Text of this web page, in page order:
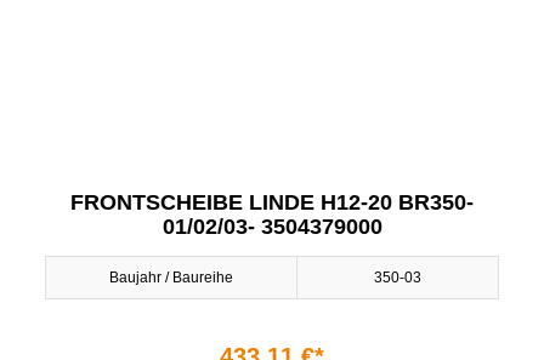
FRONTSCHEIBE LINDE H12-20 BR350-
01/02/03- 3504379000
Baujahr / Baureihe 350-03